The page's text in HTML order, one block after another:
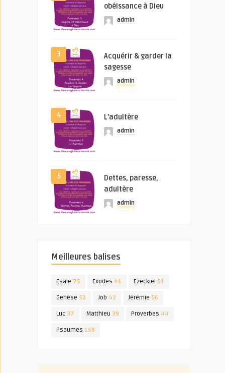
obéissance à Dieu
admin
3
Acquérir & garder la
sagesse
admin
4 L’adultère
admin
5
Dettes, paresse,
adultère
admin
Meilleures balises
Esaïe 75 Exodes 41 Ezeckiel 51
Genèse 52 Job 42 Jérémie 56
Luc 37 Matthieu 39 Proverbes 44
Psaumes 158